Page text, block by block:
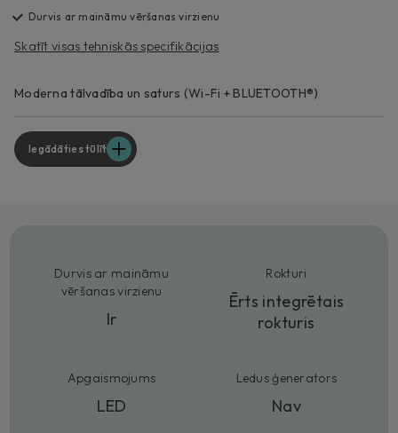
Durvis ar maināmu vēršanas virzienu
Skatīt visas tehniskās specifikācijas
Moderna tālvadība un saturs (Wi-Fi + BLUETOOTH®)
Iegādāties tūlīt
Durvis ar maināmu
vēršanas virzienu
Ir
Rokturi
Ērts integrētais
rokturis
Apgaismojums
LED
Ledus ģenerators
Nav